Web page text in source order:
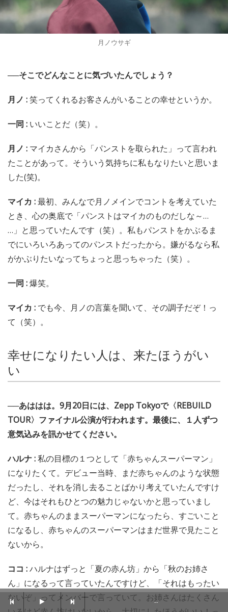
月ノウサギ
──そこでどんなことに気づいたんでしょう？
月ノ :笑ってくれるお客さんがいることの幸せというか。
一同 : いいことだ（笑）。
月ノ : マイカさんから「パンストを取られた」って言われ
たことがあって。そういう気持ちに私もなりたいと思いま
した(笑)。
マイカ :最初、みんなで月ノメインでコントを考えていた
とき、心の奥底で「パンストはマイカのものだしな～…
…」と思っていたんです（笑）。私もパンストをかぶるま
でにいろいろあってのパンストだったから。嫌がるなら私
がかぶりたいなってちょっと思っちゃった（笑）。
一同 :爆笑。
マイカ : でも今、月ノの言葉を聞いて、その調子だぞ！っ
て（笑）。
幸せになりたい人は、来たほうがい
い
──あははは。9月20日には、Zepp Tokyoで〈REBUILD
TOUR〉ファイナル公演が行われます。最後に、１人ずつ
意気込みを訊かせてください。
ハルナ :私の目標の１つとして「赤ちゃんスーパーマン」
になりたくて。デビュー当時、まだ赤ちゃんのような状態
だったし、それを消し去ることばかり考えていたんですけ
ど、今はそれもひとつの魅力じゃないかと思っていまし
て。赤ちゃんのままスーパーマンになったら、すごいこと
になるし、赤ちゃんのスーパーマンはまだ世界で見たこと
ないから。
ココ :ハルナはずっと「夏の赤ん坊」から「秋のお姉さ
ん」になるって言っていたんですけど、「それはもったい
ないぞ」ってメンバーで言っていて。お姉さんはたくさん
--